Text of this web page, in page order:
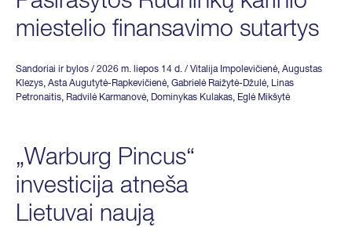
miestelio finansavimo sutartys
Sandoriai ir bylos / 2026 m. liepos 14 d. / Vitalija Impolevičienė, Augustas
Klezys, Asta Augutytė-Rapkevičienė, Gabrielė Raižytė-Džulė, Linas
Petronaitis, Radvilė Karmanovė, Dominykas Kulakas, Eglė Mikšytė
„Warburg Pincus“
investicija atneša
Lietuvai naują